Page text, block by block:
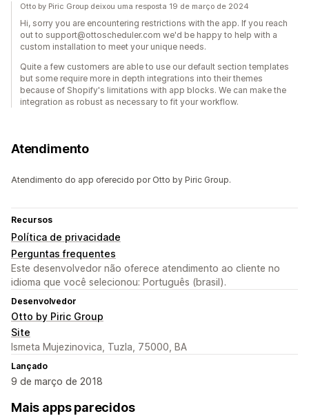
Otto by Piric Group deixou uma resposta 19 de março de 2024
Hi, sorry you are encountering restrictions with the app. If you reach
out to support@ottoscheduler.com we'd be happy to help with a
custom installation to meet your unique needs.
Quite a few customers are able to use our default section templates
but some require more in depth integrations into their themes
because of Shopify's limitations with app blocks. We can make the
integration as robust as necessary to fit your workflow.
Atendimento
Atendimento do app oferecido por Otto by Piric Group.
Recursos
Política de privacidade
Perguntas frequentes
Este desenvolvedor não oferece atendimento ao cliente no
idioma que você selecionou: Português (brasil).
Desenvolvedor
Otto by Piric Group
Site
Ismeta Mujezinovica, Tuzla, 75000, BA
Lançado
9 de março de 2018
Mais apps parecidos